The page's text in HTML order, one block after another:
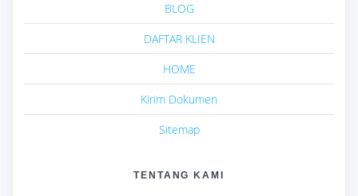
BLOG
DAFTAR KLIEN
HOME
Kirim Dokumen
Sitemap
TENTANG KAMI